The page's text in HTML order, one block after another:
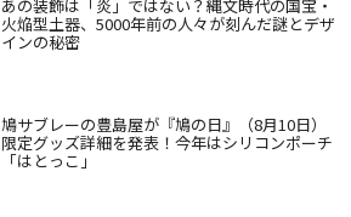
あの装飾は「炎」ではない？縄文時代の国宝・
火焔型土器、5000年前の人々が刻んだ謎とデザ
インの秘密
鳩サブレーの豊島屋が『鳩の日』（8月10日）
限定グッズ詳細を発表！今年はシリコンポーチ
「はとっこ」